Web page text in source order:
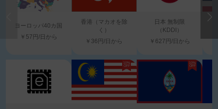
ヨーロッパ40カ国
￥57円/日から
香港（マカオを除
く）
￥36円/日から
日本 無制限
（KDDI）
￥627円/日から
10%
OFF
10%
OFF